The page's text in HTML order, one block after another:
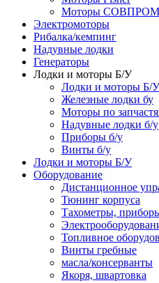
Моторы
Электромоторы
Рибалка/кемпинг
Надувные лодки
Генераторы
Лодки и моторы Б/У
Лодки и моторы Б/У
Железные лодки бу
Моторы по
Надувные лодки б/у
Приборы б/у
Винты б/у
Лодки и моторы Б/У
Оборудование
Дистанционное
Тюнинг корпуса
Тахометры,
Топливное
Винты гребные
масла/консерванты
Якоря, швартовка